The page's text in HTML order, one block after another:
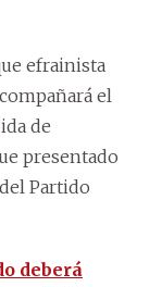
efrainista
el
de
presentado
Partido
deberá